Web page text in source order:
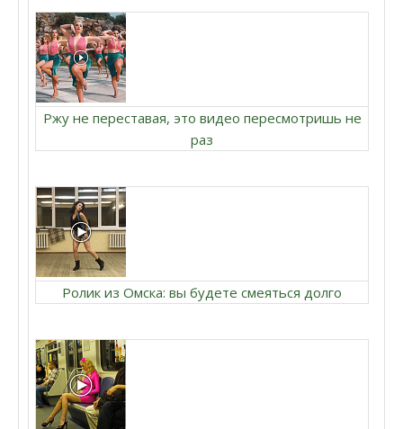
Ржу не переставая, это видео пересмотришь не
раз
Ролик из Омска: вы будете смеяться долго